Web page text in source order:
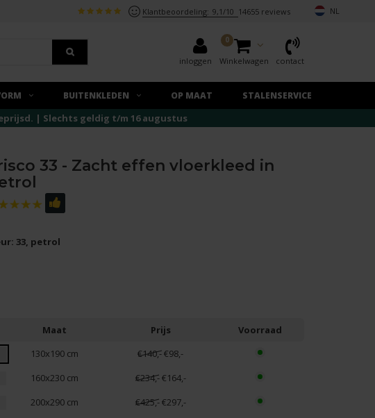
Klantbeoordeling: 9,1/10 14655 reviews NL
inloggen
0
Winkelwagen contact
BUITENKLEDEN OP MAAT STALENSERVICE
| Slechts geldig t/m 16 augustus
33 - Zacht effen vloerkleed in
33, petrol
Maat Prijs
Voorraad
130x190 cm
€140,-€98,-
160x230 cm
€234,-€164,-
200x290 cm
€425,-€297,-